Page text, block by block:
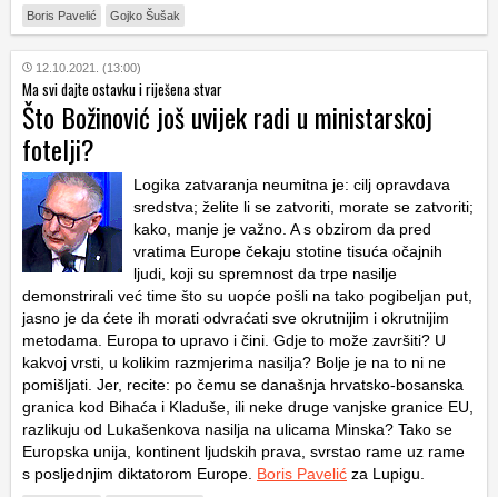
Boris Pavelić Gojko Šušak
12.10.2021. (13:00)
Ma svi dajte ostavku i riješena stvar
Što Božinović još uvijek radi u ministarskoj
fotelji?
Logika zatvaranja neumitna je: cilj opravdava
sredstva; želite li se zatvoriti, morate se zatvoriti;
kako, manje je važno. A s obzirom da pred
vratima Europe čekaju stotine tisuća očajnih
ljudi, koji su spremnost da trpe nasilje
demonstrirali već time što su uopće pošli na tako pogibeljan put,
jasno je da ćete ih morati odvraćati sve okrutnijim i okrutnijim
metodama. Europa to upravo i čini. Gdje to može završiti? U
kakvoj vrsti, u kolikim razmjerima nasilja? Bolje je na to ni ne
pomišljati. Jer, recite: po čemu se današnja hrvatsko-bosanska
granica kod Bihaća i Kladuše, ili neke druge vanjske granice EU,
razlikuju od Lukašenkova nasilja na ulicama Minska? Tako se
Europska unija, kontinent ljudskih prava, svrstao rame uz rame
s posljednjim diktatorom Europe. Boris Pavelić za Lupigu.